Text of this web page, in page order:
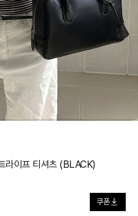
인트 스트라이프 티셔츠 (BLACK)
쿠폰